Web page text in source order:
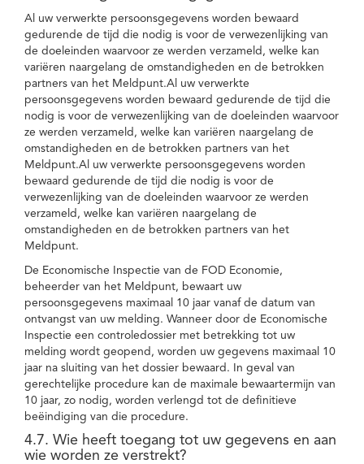
Al uw verwerkte persoonsgegevens worden bewaard
gedurende de tijd die nodig is voor de verwezenlijking van
de doeleinden waarvoor ze werden verzameld, welke kan
variëren naargelang de omstandigheden en de betrokken
partners van het Meldpunt.Al uw verwerkte
persoonsgegevens worden bewaard gedurende de tijd die
nodig is voor de verwezenlijking van de doeleinden waarvoor
ze werden verzameld, welke kan variëren naargelang de
omstandigheden en de betrokken partners van het
Meldpunt.Al uw verwerkte persoonsgegevens worden
bewaard gedurende de tijd die nodig is voor de
verwezenlijking van de doeleinden waarvoor ze werden
verzameld, welke kan variëren naargelang de
omstandigheden en de betrokken partners van het
Meldpunt.
De Economische Inspectie van de FOD Economie,
beheerder van het Meldpunt, bewaart uw
persoonsgegevens maximaal 10 jaar vanaf de datum van
ontvangst van uw melding. Wanneer door de Economische
Inspectie een controledossier met betrekking tot uw
melding wordt geopend, worden uw gegevens maximaal 10
jaar na sluiting van het dossier bewaard. In geval van
gerechtelijke procedure kan de maximale bewaartermijn van
10 jaar, zo nodig, worden verlengd tot de definitieve
beëindiging van die procedure.
4.7. Wie heeft toegang tot uw gegevens en aan
wie worden ze verstrekt?